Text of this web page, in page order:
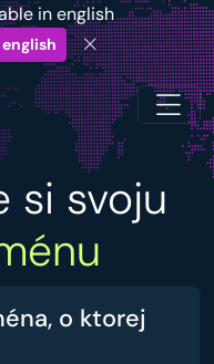
in english
si svoju
o ktorej